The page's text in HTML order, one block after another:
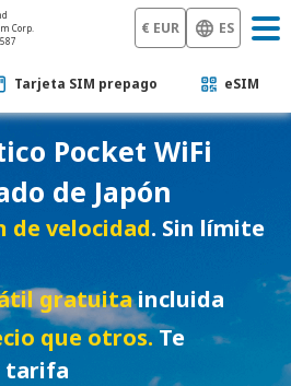
Corp.
€ EUR ES
Tarjeta SIM prepago eSIM
Pocket WiFi
de Japón
de velocidad. Sin límite
gratuitaincluida
que otros.Te
tarifa